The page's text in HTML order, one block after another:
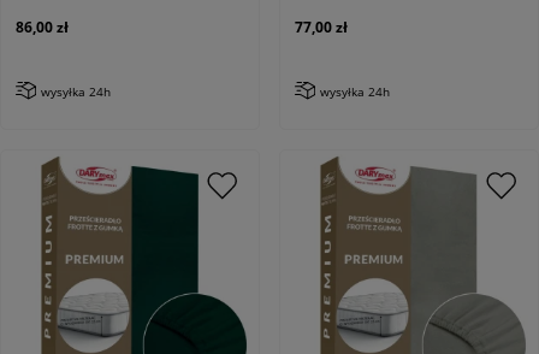
86,00 zł
wysyłka 24h
77,00 zł
wysyłka 24h